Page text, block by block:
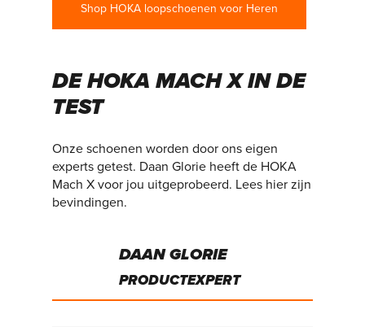
Shop HOKA loopschoenen voor Heren
DE HOKA MACH X IN DE
TEST
Onze schoenen worden door ons eigen
experts getest. Daan Glorie heeft de HOKA
Mach X voor jou uitgeprobeerd. Lees hier zijn
bevindingen.
DAAN GLORIE
PRODUCTEXPERT